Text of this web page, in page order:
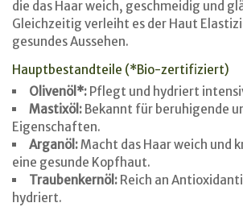
die das Haar weich, geschmeidig und
Gleichzeitig verleiht es der Haut
gesundes Aussehen.
Hauptbestandteile (*Bio-zertifiziert)
Olivenöl*: Pflegt und hydriert
Mastixöl: Bekannt für beruhigende
Eigenschaften.
Arganöl:Macht das Haar weich und
eine gesunde Kopfhaut.
Traubenkernöl: Reich an
hydriert.